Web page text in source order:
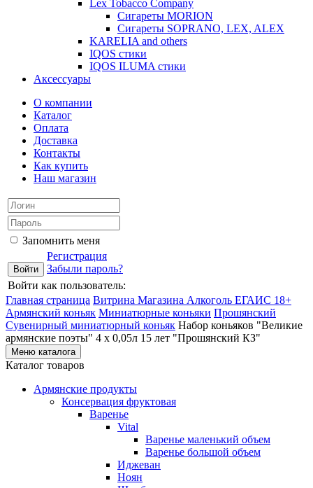
Lex Tobacco Company
Сигареты MORION
Сигареты SOPRANO, LEX, ALEX
KARELIA and others
IQOS стики
IQOS ILUMA стики
Аксессуары
О компании
Каталог
Оплата
Доставка
Контакты
Как купить
Наш магазин
Запомнить меня
Регистрация
Забыли пароль?
Войти как пользователь:
Главная страница Витрина Магазина Алкоголь ЕГАИС 18+
Армянский коньяк Миниатюрные коньяки Прошянский
Сувенирный миниатюрный коньяк Набор коньяков "Великие
армянские поэты" 4 х 0,05л 15 лет "Прошянский КЗ"
Меню каталога
Каталог товаров
Армянские продукты
Консервация фруктовая
Варенье
Vital
Варенье маленький объем
Варенье большой объем
Иджеван
Ноян